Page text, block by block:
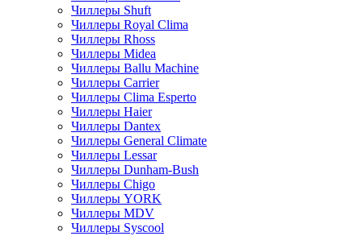
Чиллеры Shuft
Чиллеры Royal Clima
Чиллеры Rhoss
Чиллеры Midea
Чиллеры Ballu Machine
Чиллеры Carrier
Чиллеры Clima Esperto
Чиллеры Haier
Чиллеры Dantex
Чиллеры General Climate
Чиллеры Lessar
Чиллеры Dunham-Bush
Чиллеры Chigo
Чиллеры YORK
Чиллеры MDV
Чиллеры Syscool